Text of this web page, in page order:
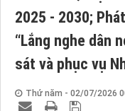
2025 - 2030;
“Lắng nghe dân
sát và phục vụ
Thứ năm - 02/07/2026